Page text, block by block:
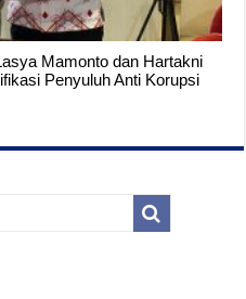
Mamonto dan Hartakni
Penyuluh Anti Korupsi